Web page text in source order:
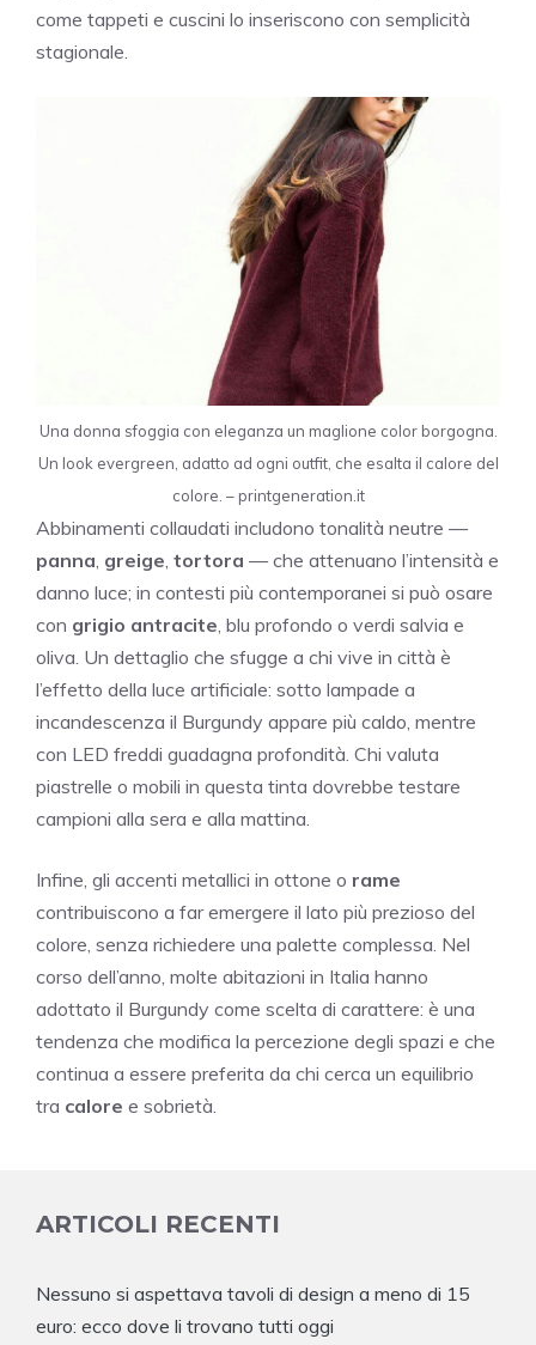
come tappeti e cuscini lo inseriscono con semplicità
stagionale.
Una donna sfoggia con eleganza un maglione color borgogna.
Un look evergreen, adatto ad ogni outfit, che esalta il calore del
colore. – printgeneration.it
Abbinamenti collaudati includono tonalità neutre —
panna, greige, tortora — che attenuano l’intensità e
danno luce; in contesti più contemporanei si può osare
con grigio antracite, blu profondo o verdi salvia e
oliva. Un dettaglio che sfugge a chi vive in città è
l’effetto della luce artificiale: sotto lampade a
incandescenza il Burgundy appare più caldo, mentre
con LED freddi guadagna profondità. Chi valuta
piastrelle o mobili in questa tinta dovrebbe testare
campioni alla sera e alla mattina.
Infine, gli accenti metallici in ottone o rame
contribuiscono a far emergere il lato più prezioso del
colore, senza richiedere una palette complessa. Nel
corso dell’anno, molte abitazioni in Italia hanno
adottato il Burgundy come scelta di carattere: è una
tendenza che modifica la percezione degli spazi e che
continua a essere preferita da chi cerca un equilibrio
tra calore e sobrietà.
ARTICOLI RECENTI
Nessuno si aspettava tavoli di design a meno di 15
euro: ecco dove li trovano tutti oggi